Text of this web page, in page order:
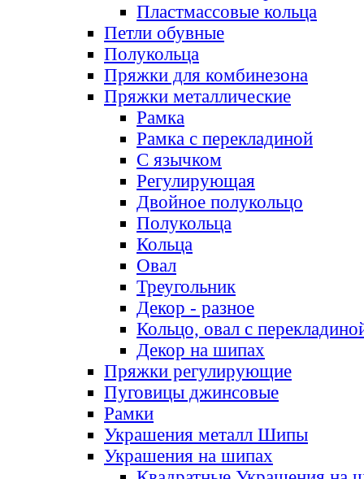
Пластмассовые кольца
Петли обувные
Полукольца
Пряжки для комбинезона
Пряжки металлические
Рамка
Рамка с перекладиной
С язычком
Регулирующая
Двойное полукольцо
Полукольца
Кольца
Овал
Треугольник
Декор - разное
Кольцо, овал с
Декор на шипах
Пряжки регулирующие
Пуговицы джинсовые
Рамки
Украшения металл Шипы
Украшения на шипах